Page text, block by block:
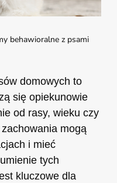
behawioralne z psami
domowych to
się opiekunowie
od rasy, wieku czy
mogą
i mieć
tych
kluczowe dla